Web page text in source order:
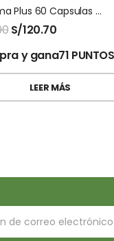
Curcuma Plus 60 Capsulas Natures Sunshine
S/120.70
y gana71
LEER MÁS